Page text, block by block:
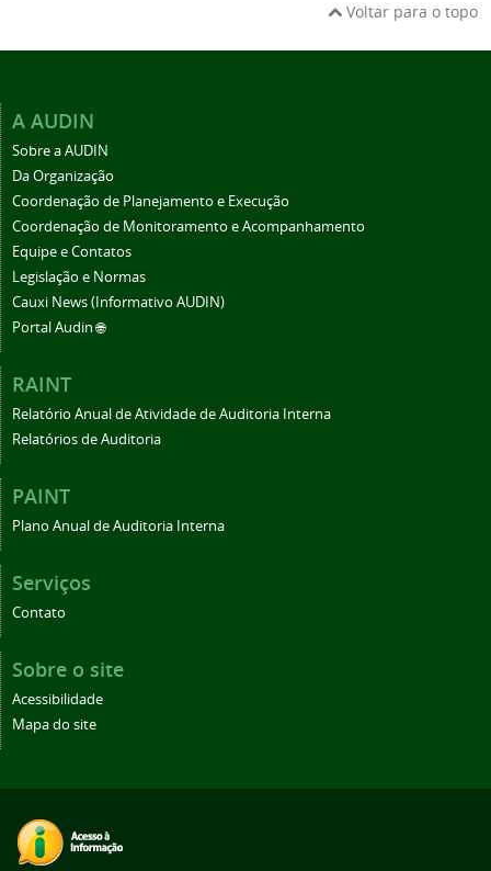
Voltar para o topo
A AUDIN
Sobre a AUDIN
Da Organização
Coordenação de Planejamento e Execução
Coordenação de Monitoramento e Acompanhamento
Equipe e Contatos
Legislação e Normas
Cauxi News (Informativo AUDIN)
Portal Audin 🌐
RAINT
Relatório Anual de Atividade de Auditoria Interna
Relatórios de Auditoria
PAINT
Plano Anual de Auditoria Interna
Serviços
Contato
Sobre o site
Acessibilidade
Mapa do site